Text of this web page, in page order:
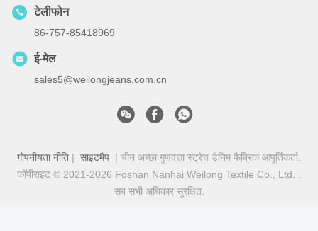
टेलीफोन
86-757-85418969
ई-मेल
sales5@weilongjeans.com.cn
गोपनीयता नीति | साइटमैप | चीन अच्छा गुणवत्ता स्ट्रेच डेनिम फैब्रिक आपूर्तिकर्ता.
कॉपीराइट © 2021-2026 Foshan Nanhai Weilong Textile Co., Ltd. .
सब सभी अधिकार सुरक्षित.